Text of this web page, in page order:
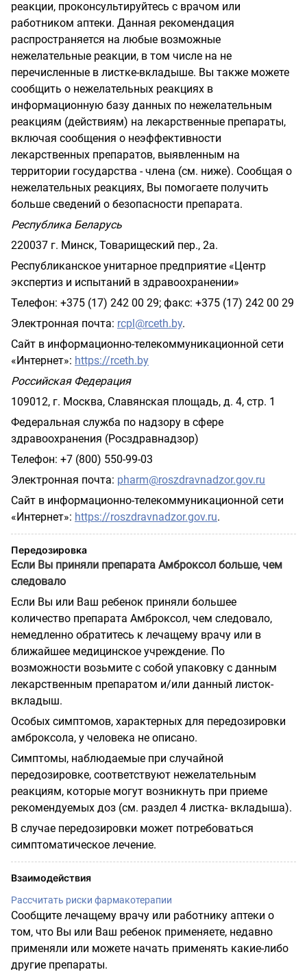
реакции, проконсультируйтесь с врачом или
работником аптеки. Данная рекомендация
распространяется на любые возможные
нежелательные реакции, в том числе на не
перечисленные в листке-вкладыше. Вы также можете
сообщить о нежелательных реакциях в
информационную базу данных по нежелательным
реакциям (действиям) на лекарственные препараты,
включая сообщения о неэффективности
лекарственных препаратов, выявленным на
территории государства - члена (см. ниже). Сообщая о
нежелательных реакциях, Вы помогаете получить
больше сведений о безопасности препарата.
Республика Беларусь
220037 г. Минск, Товарищеский пер., 2а.
Республиканское унитарное предприятие «Центр
экспертиз и испытаний в здравоохранении»
Телефон: +375 (17) 242 00 29; факс: +375 (17) 242 00 29
Электронная почта: rcpl@rceth.by.
Сайт в информационно-телекоммуникационной сети
«Интернет»: https://rceth.by
Российская Федерация
109012, г. Москва, Славянская площадь, д. 4, стр. 1
Федеральная служба по надзору в сфере
здравоохранения (Росздравнадзор)
Телефон: +7 (800) 550-99-03
Электронная почта: pharm@roszdravnadzor.gov.ru
Сайт в информационно-телекоммуникационной сети
«Интернет»: https://roszdravnadzor.gov.ru.
Передозировка
Если Вы приняли препарата Амброксол больше, чем
следовало
Если Вы или Ваш ребенок приняли большее
количество препарата Амброксол, чем следовало,
немедленно обратитесь к лечащему врачу или в
ближайшее медицинское учреждение. По
возможности возьмите с собой упаковку с данным
лекарственным препаратом и/или данный листок-
вкладыш.
Особых симптомов, характерных для передозировки
амброксола, у человека не описано.
Симптомы, наблюдаемые при случайной
передозировке, соответствуют нежелательным
реакциям, которые могут возникнуть при приеме
рекомендуемых доз (см. раздел 4 листка- вкладыша).
В случае передозировки может потребоваться
симптоматическое лечение.
Взаимодействия
Рассчитать риски фармакотерапии
Сообщите лечащему врачу или работнику аптеки о
том, что Вы или Ваш ребенок применяете, недавно
применяли или можете начать применять какие-либо
другие препараты.